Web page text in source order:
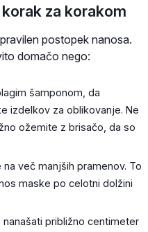
za korakom
postopek nanosa.
domačo nego:
šamponom, da
izdelkov za oblikovanje. Ne
ožemite z brisačo, da so
več manjših pramenov. To
maske po celotni dolžini
nanašati približno centimeter